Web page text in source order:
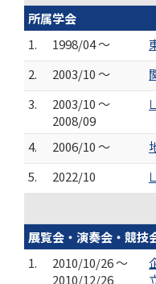
所属学会
1.
1998/04 ～
2.
2003/10 ～
3.
2003/10 ～
2008/09
4. 2006/10 ～
5.
2022/10
展覧会・演奏会・競技
1.
2010/10/26 ～
2010/12/26